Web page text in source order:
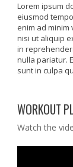
Lorem ipsum
eiusmod
enim ad
nisi ut aliquip
in
nulla pariatur.
sunt in culpa
WORKOUT
Watch the